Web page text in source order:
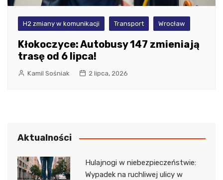
H2 zmiany w komunikacji Transport Wrocław
Kłokoczyce: Autobusy 147 zmieniają
trasę od 6 lipca!
Kamil Sośniak 2 lipca, 2026
Aktualności
Hulajnogi w niebezpieczeństwie:
Wypadek na ruchliwej ulicy w